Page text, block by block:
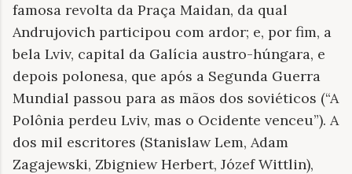
famosa revolta da Praça Maidan, da qual
Andrujovich participou com ardor; e, por fim, a
bela Lviv, capital da Galícia austro-húngara, e
depois polonesa, que após a Segunda Guerra
Mundial passou para as mãos dos soviéticos (“A
Polônia perdeu Lviv, mas o Ocidente venceu”). A
dos mil escritores (Stanislaw Lem, Adam
Zagajewski, Zbigniew Herbert, Józef Wittlin),